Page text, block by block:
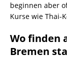
beginnen aber
Kurse wie Thai-
Wo finden
Bremen